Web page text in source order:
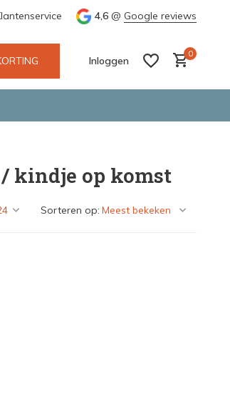
door o.a. Fietskoerier en GLS. Wij
4,6 @ Google reviews
Inloggen
Account aanmaken
0
kindje op komst
Sorteren op: